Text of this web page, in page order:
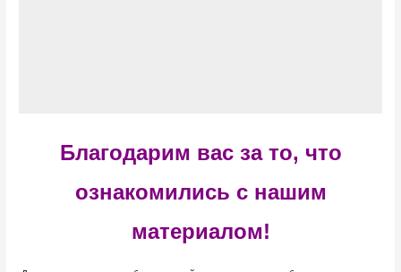
Благодарим вас за то, что
ознакомились с нашим
материалом!